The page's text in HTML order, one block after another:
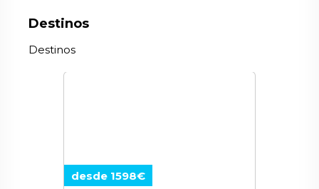
Destinos
Destinos
desde 1598€